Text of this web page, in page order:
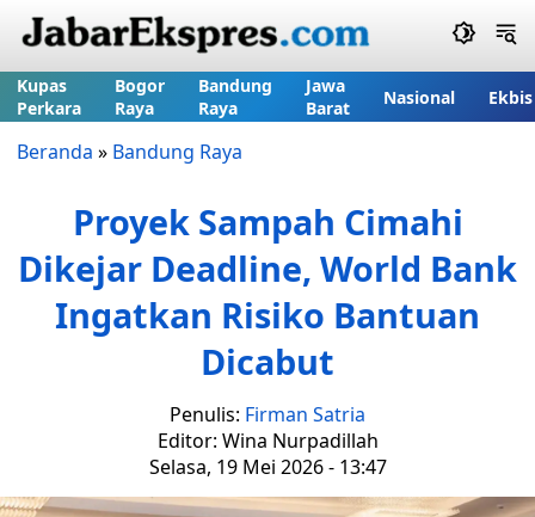
Kupas
Perkara
Bogor
Raya
Bandung
Raya
Jawa
Barat
Nasional Ekbis
Beranda » Bandung Raya
Proyek Sampah Cimahi
Dikejar Deadline, World Bank
Ingatkan Risiko Bantuan
Dicabut
Penulis: Firman Satria
Editor: Wina Nurpadillah
Selasa, 19 Mei 2026 - 13:47